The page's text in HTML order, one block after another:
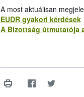
A most aktuálisan
EUDR gyakori kérdések
A Bizottság útmutatója